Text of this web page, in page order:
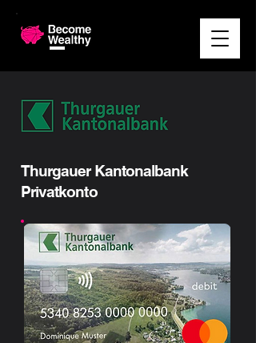
Thurgauer Kantonalbank
Privatkonto